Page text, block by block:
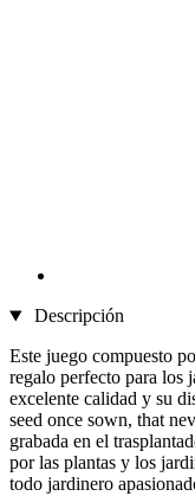
Descripción
Este juego compuesto
regalo perfecto para los
excelente calidad y su
seed once sown, that
grabada en el
por las plantas y los
todo jardinero